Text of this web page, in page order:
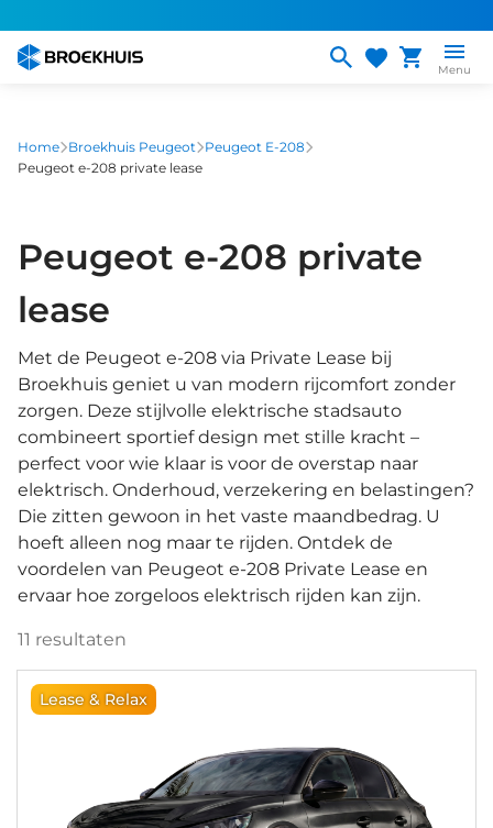
naar
gaan
Menu
Home Broekhuis Peugeot Peugeot E-208
Peugeot e-208 private lease
Peugeot e-208 private
lease
Met de Peugeot e-208 via Private Lease bij
Broekhuis geniet u van modern rijcomfort zonder
zorgen. Deze stijlvolle elektrische stadsauto
combineert sportief design met stille kracht –
perfect voor wie klaar is voor de overstap naar
elektrisch. Onderhoud, verzekering en belastingen?
Die zitten gewoon in het vaste maandbedrag. U
hoeft alleen nog maar te rijden. Ontdek de
voordelen van Peugeot e-208 Private Lease en
ervaar hoe zorgeloos elektrisch rijden kan zijn.
11 resultaten
Lease & Relax